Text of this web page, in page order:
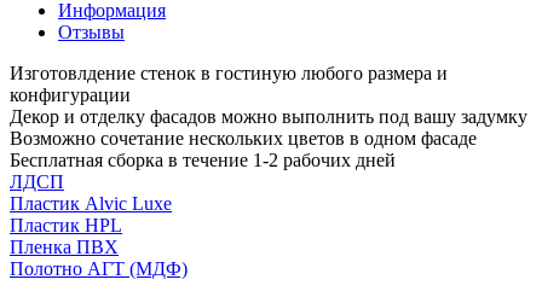
Информация
Отзывы
Изготовлдение стенок в гостиную любого размера и
конфигурации
Декор и отделку фасадов можно выполнить под вашу задумку
Возможно сочетание нескольких цветов в одном фасаде
Бесплатная сборка в течение 1-2 рабочих дней
ЛДСП
Пластик Alvic Luxe
Пластик HPL
Пленка ПВХ
Полотно АГТ (МДФ)